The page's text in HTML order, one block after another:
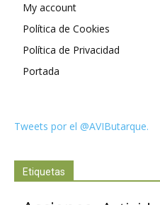
My account
Política de Cookies
Política de Privacidad
Portada
Tweets por el @AVIButarque.
Etiquetas